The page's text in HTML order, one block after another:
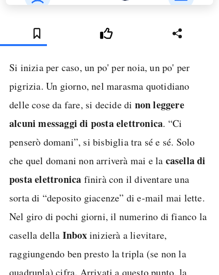
Si inizia per caso, un po' per noia, un po' per
pigrizia. Un giorno, nel marasma quotidiano
delle cose da fare, si decide di non leggere
alcuni messaggi di posta elettronica. “Ci
penserò domani”, si bisbiglia tra sé e sé. Solo
che quel domani non arriverà mai e la casella di
posta elettronica finirà con il diventare una
sorta di “deposito giacenze” di e-mail mai lette.
Nel giro di pochi giorni, il numerino di fianco la
casella della Inboxinizierà a lievitare,
raggiungendo ben presto la tripla (se non la